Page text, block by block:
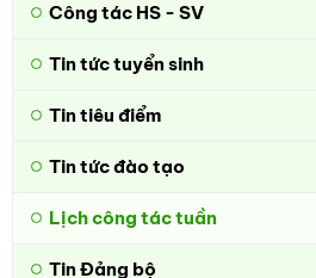
Công tác HS - SV
Tin tức tuyển sinh
Tin tiêu điểm
Tin tức đào tạo
Lịch công tác tuần
Tin Đảng bộ